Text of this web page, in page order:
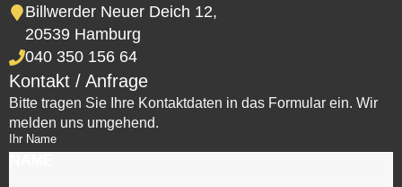
Billwerder Neuer Deich 12,
20539 Hamburg
040 350 156 64
Kontakt / Anfrage
Bitte tragen Sie Ihre Kontaktdaten in das Formular ein. Wir
melden uns umgehend.
Ihr Name